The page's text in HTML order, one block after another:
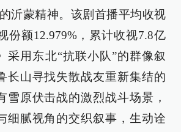
沂蒙精神。该剧首播平均收视
份额12.979%，累计收视7.8亿
采用东北“抗联小队”的群像叙
长山寻找失散战友重新集结的
雪原伏击战的激烈战斗场景，
细腻视角的交织叙事，生动诠